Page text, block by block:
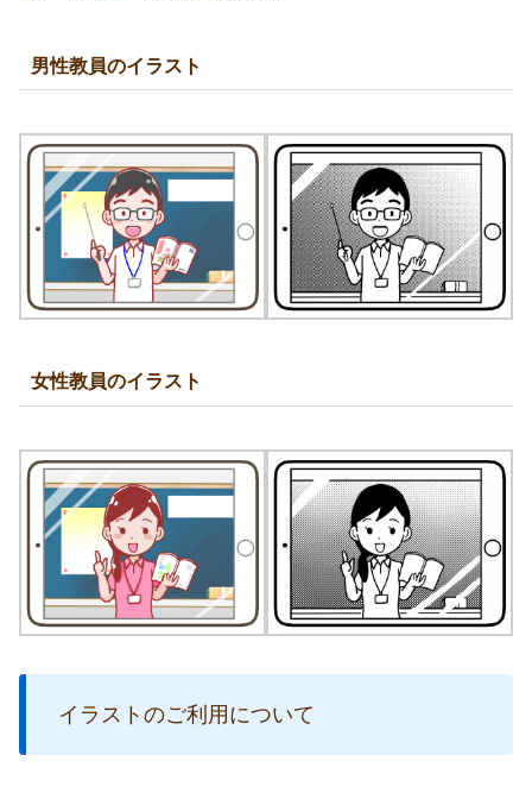
男性教員のイラスト
女性教員のイラスト
イラストのご利用について